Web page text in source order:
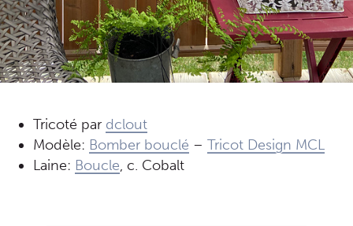
Tricoté par dclout
Modèle: Bomber bouclé –Tricot Design MCL
Laine: Boucle, c. Cobalt